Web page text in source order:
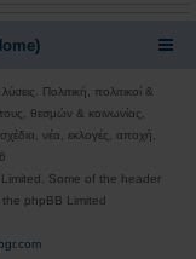
Πολιτική, πολιτικοί &
θεσμών & κοινωνίας,
νέα, εκλογές, αποχή,
Some of the header
phpBB Limited